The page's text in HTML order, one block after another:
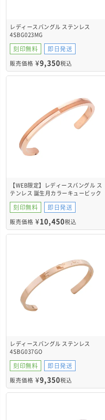
レディースバングル ステンレス
4SBG023MG
刻印無料 即日発送
販売価格 ¥9,350税込
【WEB限定】レディースバングル ス
テンレス 誕生月カラーキュービック
4SBG201GO
刻印無料 即日発送
販売価格 ¥10,450税込
レディースバングル ステンレス
4SBG037GO
刻印無料 即日発送
販売価格 ¥9,350税込